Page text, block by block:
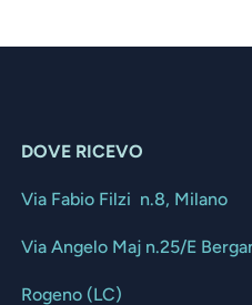
DOVE RICEVO
Via Fabio Filzi n.8, Milano
Via Angelo Maj n.25/E
Rogeno (LC)